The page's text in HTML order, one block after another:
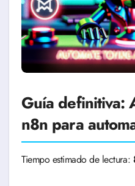
Guía definitiva:
n8n para
Tiempo estimado de lectura: